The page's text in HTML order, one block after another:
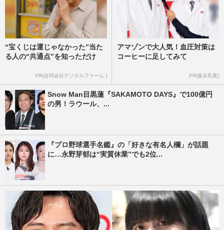
“宝くじは運じゃなかった”当た
る人の“共通点”を知っただけ
PR(合同会社デジタルファーム )
アマゾンで大人気！血圧対策は
コーヒーに足してみて
PR(森永乳業)
Snow Man目黒蓮『SAKAMOTO DAYS』で100億円
の男！ラウール、...
『プロ野球選手名鑑』の「好きな有名人欄」が話題
に…永野芽郁は“実質休業”でも2位...